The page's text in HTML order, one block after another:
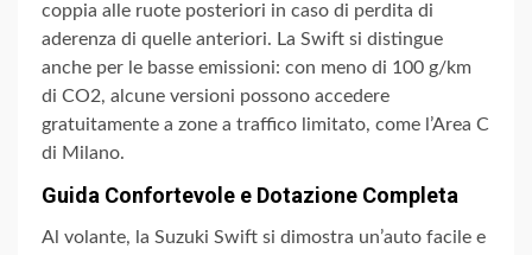
coppia alle ruote posteriori in caso di perdita di
aderenza di quelle anteriori. La Swift si distingue
anche per le basse emissioni: con meno di 100 g/km
di CO2, alcune versioni possono accedere
gratuitamente a zone a traffico limitato, come l’Area C
di Milano.
Guida Confortevole e Dotazione Completa
Al volante, la Suzuki Swift si dimostra un’auto facile e